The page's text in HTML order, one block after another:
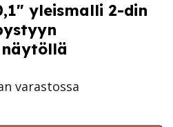
yleismalli 2-din
varastossa